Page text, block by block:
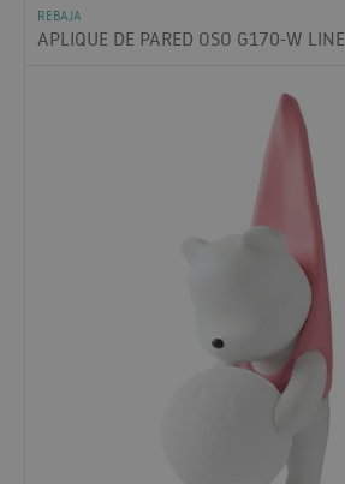
REBAJA
APLIQUE DE PARED OSO G170-W LINE